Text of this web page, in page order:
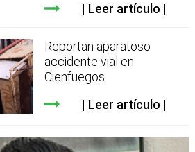
Leer artículo
Reportan aparatoso
accidente vial en
Cienfuegos
Leer artículo